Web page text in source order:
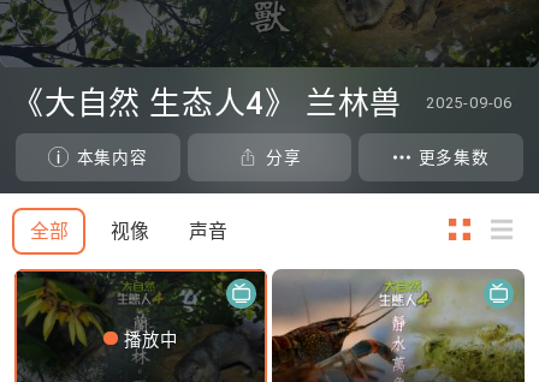
seconds
seconds
《大自然 生态人4》 兰林兽 2025-09-06
本集内容 分享 更多集数
全部 视像 声音
播放中